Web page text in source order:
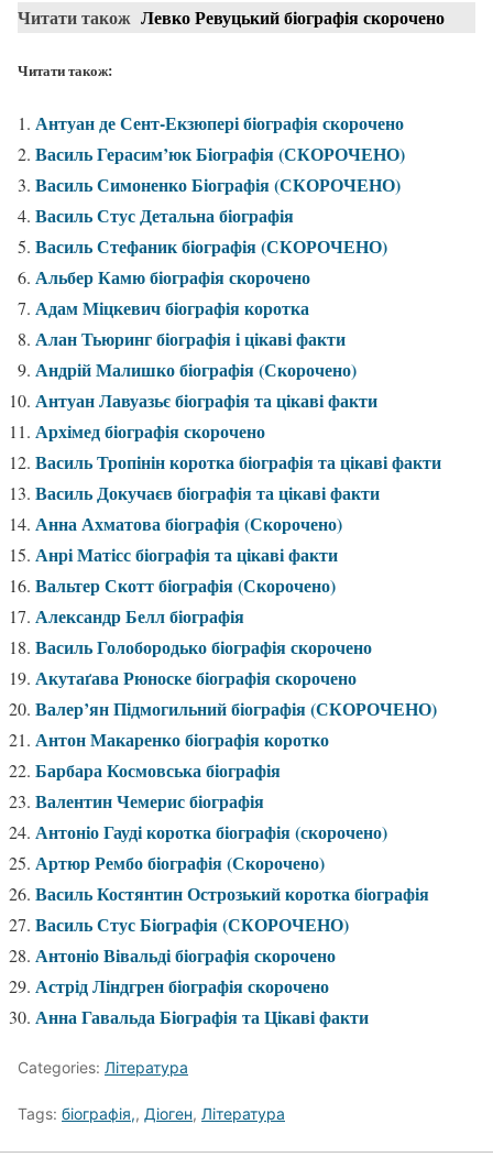
Читати також Левко Ревуцький біографія скорочено
Читати також:
Антуан де Сент-Екзюпері біографія скорочено
Василь Герасим’юк Біографія (СКОРОЧЕНО)
Василь Симоненко Біографія (СКОРОЧЕНО)
Василь Стус Детальна біографія
Василь Стефаник біографія (СКОРОЧЕНО)
Альбер Камю біографія скорочено
Адам Міцкевич біографія коротка
Алан Тьюринг біографія і цікаві факти
Андрій Малишко біографія (Скорочено)
Антуан Лавуазьє біографія та цікаві факти
Архімед біографія скорочено
Василь Тропінін коротка біографія та цікаві факти
Василь Докучаєв біографія та цікаві факти
Анна Ахматова біографія (Скорочено)
Анрі Матісс біографія та цікаві факти
Вальтер Скотт біографія (Скорочено)
Александр Белл біографія
Василь Голобородько біографія скорочено
Акутаґава Рюноске біографія скорочено
Валер’ян Підмогильний біографія (СКОРОЧЕНО)
Антон Макаренко біографія коротко
Барбара Космовська біографія
Валентин Чемерис біографія
Антоніо Гауді коротка біографія (скорочено)
Артюр Рембо біографія (Скорочено)
Василь Костянтин Острозький коротка біографія
Василь Стус Біографія (СКОРОЧЕНО)
Антоніо Вівальді біографія скорочено
Астрід Ліндгрен біографія скорочено
Анна Гавальда Біографія та Цікаві факти
Categories: Література
Tags: біографія,, Діоген, Література